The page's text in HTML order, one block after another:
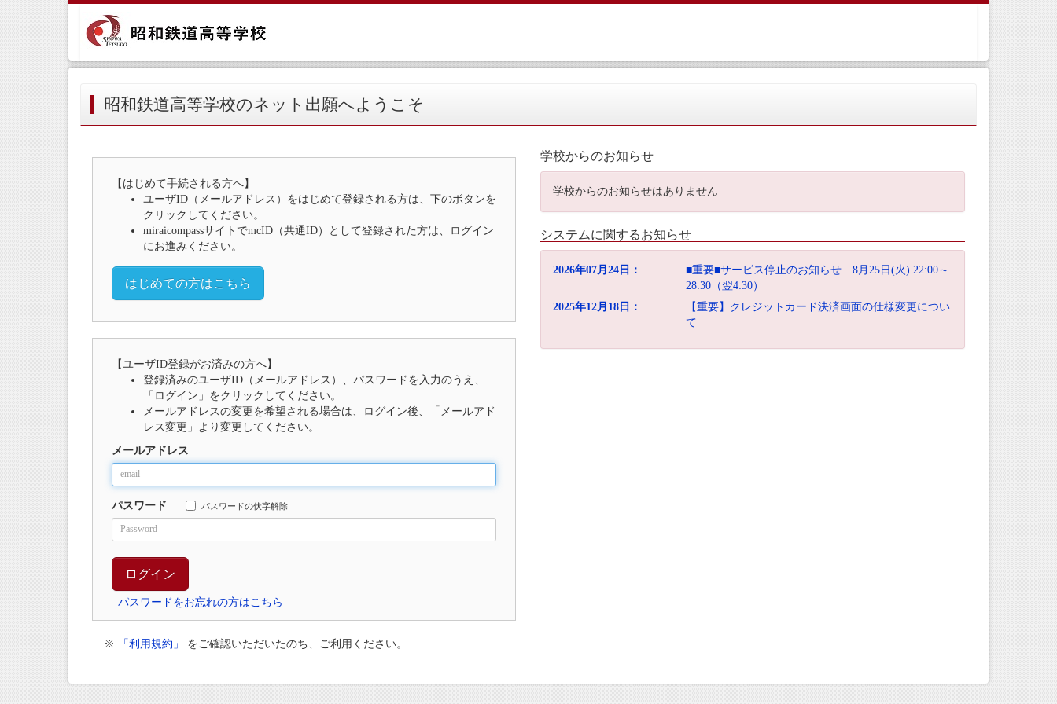
昭和鉄道高等学校のネット出願へようこそ
【はじめて手続される方へ】
ユーザID（メールアドレス）をはじめて登録される方は、下のボタンを
クリックしてください。
miraicompassサイトでmcID（共通ID）として登録された方は、ログイン
にお進みください。
はじめての方はこちら
【ユーザID登録がお済みの方へ】
登録済みのユーザID（メールアドレス）、パスワードを入力のうえ、
「ログイン」をクリックしてください。
メールアドレスの変更を希望される場合は、ログイン後、「メールアド
レス変更」より変更してください。
メールアドレス
パスワード パスワードの伏字解除
パスワードをお忘れの方はこちら
※ 「利用規約」 をご確認いただいたのち、ご利用ください。
学校からのお知らせ
学校からのお知らせはありません
システムに関するお知らせ
2026年07月24日：
■重要■サービス停止のお知らせ 8月25日(火) 22:00～
28:30（翌4:30）
2025年12月18日：
【重要】クレジットカード決済画面の仕様変更につい
て